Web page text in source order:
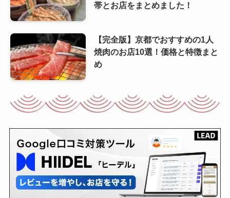
帯とお店をまとめました！
【完全版】京都でおすすめの1人
焼肉のお店10選！価格と特徴まと
め